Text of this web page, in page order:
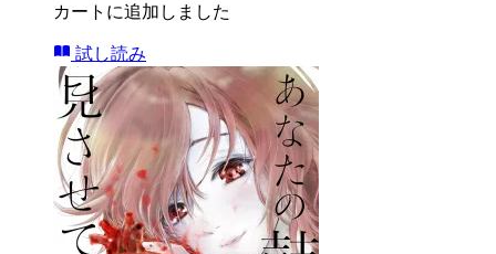
カートに追加しました
試し読み